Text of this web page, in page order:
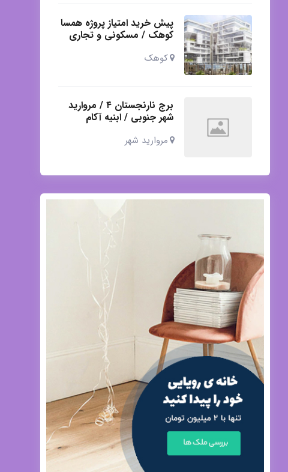
پیش خرید امتیاز پروژه همسا
کوهک / مسکونی و تجاری
کوهک
برج نارنجستان ۴ / مروارید
شهر جنوبی / ابنیه آکام
مروارید شهر